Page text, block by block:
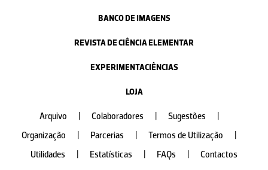
BANCO DE IMAGENS
REVISTA DE CIÊNCIA ELEMENTAR
EXPERIMENTACIÊNCIAS
LOJA
Arquivo Colaboradores Sugestões
Organização
Parcerias Termos de Utilização
Utilidades
Estatísticas FAQs Contactos